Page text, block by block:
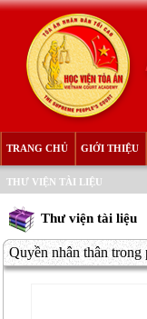
TRANG CHỦ GIỚI THIỆU
THƯ VIỆN TÀI LIỆU
Thư viện tài liệu
Quyền nhân thân